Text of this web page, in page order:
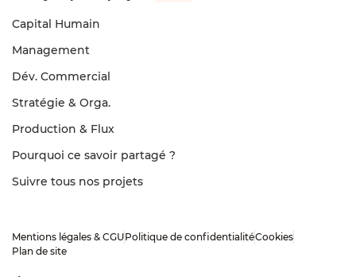
Capital Humain
Management
Dév. Commercial
Stratégie & Orga.
Production & Flux
Pourquoi ce savoir partagé ?
Suivre tous nos projets
Mentions légales & CGU​Politique de confidentialité​Cookies
Plan de site